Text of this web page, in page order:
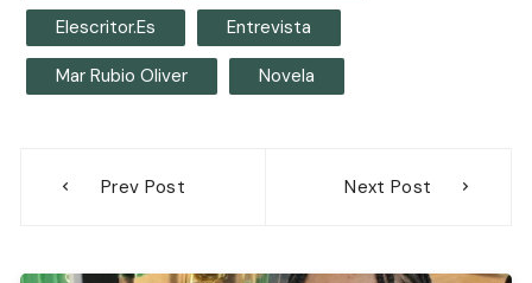
Elescritor.es Entrevista
Mar Rubio Oliver Novela
Prev Post Next Post